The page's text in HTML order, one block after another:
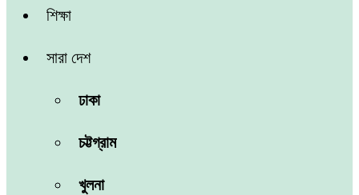
শিক্ষা
সারা দেশ
ঢাকা
চট্টগ্রাম
খুলনা